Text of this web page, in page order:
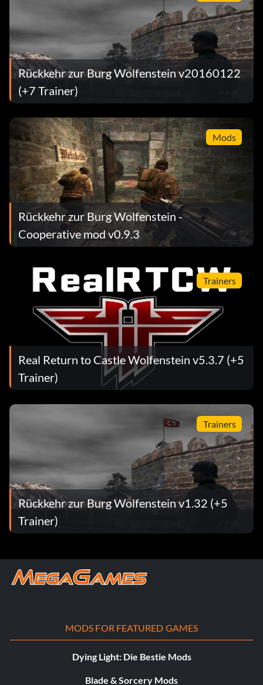
Rückkehr zur Burg Wolfenstein v20160122
(+7 Trainer)
Mods
Rückkehr zur Burg Wolfenstein -
Cooperative mod v0.9.3
Trainers
Real Return to Castle Wolfenstein v5.3.7 (+5
Trainer)
Trainers
Rückkehr zur Burg Wolfenstein v1.32 (+5
Trainer)
MODS FOR FEATURED GAMES
Dying Light: Die Bestie Mods
Blade & Sorcery Mods